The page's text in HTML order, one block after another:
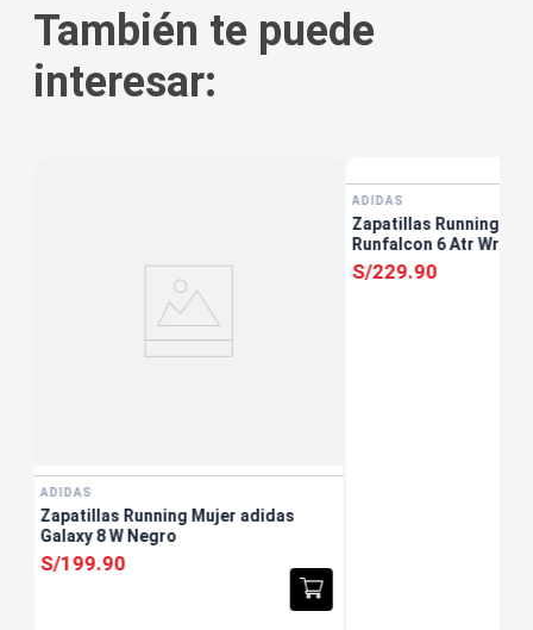
También te puede
interesar:
ADIDAS
Zapatillas Running Mujer adidas
Galaxy 8 W Negro
S/199.90
ADIDAS
Zapatillas Running
Runfalcon 6 Atr Wr W
S/229.90